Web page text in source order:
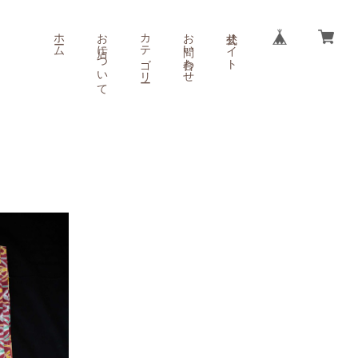
ホーム お店について カテゴリー お問い合わせ 公式サイト